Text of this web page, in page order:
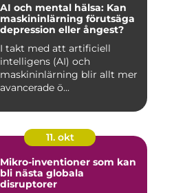
AI och mental hälsa: Kan
maskininlärning förutsäga
depression eller ångest?
I takt med att artificiell
intelligens (AI) och
maskininlärning blir allt mer
avancerade ö...
11. okt
Mikro-inventioner som kan
bli nästa globala
disruptorer